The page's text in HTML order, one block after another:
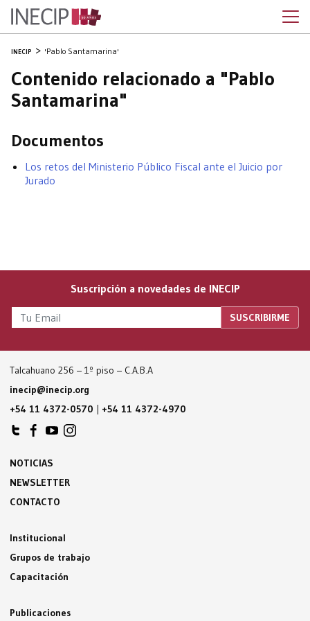
INECIP 'Pablo Santamarina'
Contenido relacionado a "Pablo
Santamarina"
Documentos
Los retos del Ministerio Público Fiscal ante el Juicio por
Jurado
Suscripción a novedades de INECIP
Talcahuano 256 – 1º piso – C.A.B.A
inecip@inecip.org
+54 11 4372-0570 | +54 11 4372-4970
NOTICIAS
NEWSLETTER
CONTACTO
Institucional
Grupos de trabajo
Capacitación
Publicaciones